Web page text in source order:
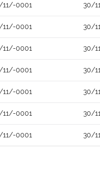
11/-0001 30/
11/-0001 30/
11/-0001 30/
11/-0001 30/
11/-0001 30/
11/-0001 30/
11/-0001 30/